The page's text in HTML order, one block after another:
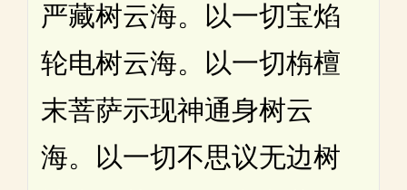
严藏树云海。以一切宝焰
轮电树云海。以一切栴檀
末菩萨示现神通身树云
海。以一切不思议无边树